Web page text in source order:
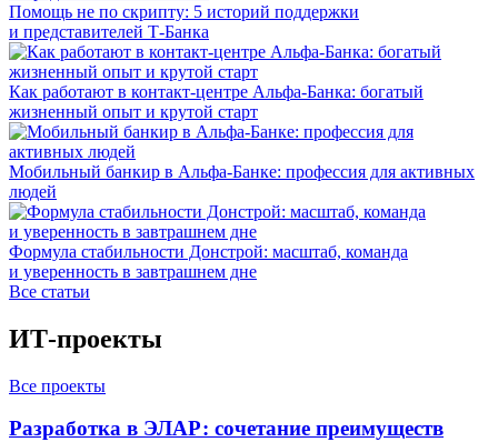
Помощь не по скрипту: 5 историй поддержки
и представителей Т-Банка
Как работают в контакт-центре Альфа-Банка: богатый
жизненный опыт и крутой старт
Мобильный банкир в Альфа-Банке: профессия для активных
людей
Формула стабильности Донстрой: масштаб, команда
и уверенность в завтрашнем дне
Все статьи
ИТ-проекты
Все проекты
Разработка в ЭЛАР: сочетание преимуществ